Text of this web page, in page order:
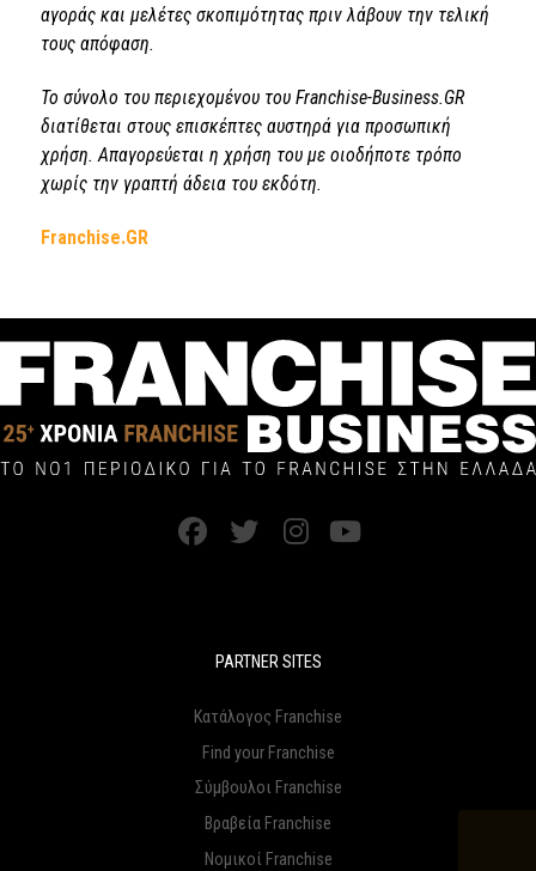
αγοράς και μελέτες σκοπιμότητας πριν λάβουν την τελική
τους απόφαση.
Το σύνολο του περιεχομένου του Franchise-Business.GR
διατίθεται στους επισκέπτες αυστηρά για προσωπική
χρήση. Απαγορεύεται η χρήση του με οιοδήποτε τρόπο
χωρίς την γραπτή άδεια του εκδότη.
Franchise.GR
PARTNER SITES
Κατάλογος Franchise
Find your Franchise
Σύμβουλοι Franchise
Βραβεία Franchise
Νομικοί Franchise